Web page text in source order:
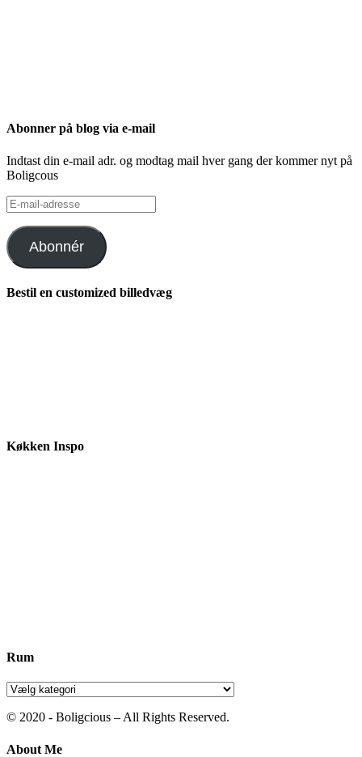
Abonner på blog via e-mail
Indtast din e-mail adr. og modtag mail hver gang der kommer nyt på
Boligcous
E-
mail-
adresse
Abonnér
Bestil en customized billedvæg
Køkken Inspo
Rum
Rum
© 2020 - Boligcious – All Rights Reserved.
About Me